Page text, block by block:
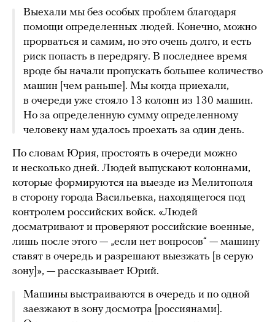
Выехали мы без особых проблем благодаря
помощи определенных людей. Конечно, можно
прорваться и самим, но это очень долго, и есть
риск попасть в передрягу. В последнее время
вроде бы начали пропускать большее количество
машин [чем раньше]. Мы когда приехали,
в очереди уже стояло 13 колонн из 130 машин.
Но за определенную сумму определенному
человеку нам удалось проехать за один день.
По словам Юрия, простоять в очереди можно
и несколько дней. Людей выпускают колоннами,
которые формируются на выезде из Мелитополя
в сторону города Васильевка, находящегося под
контролем российских войск. «Людей
досматривают и проверяют российские военные,
лишь после этого — „если нет вопросов“ — машину
ставят в очередь и разрешают выезжать [в серую
зону]», — рассказывает Юрий.
Машины выстраиваются в очередь и по одной
заезжают в зону досмотра [россиянами].